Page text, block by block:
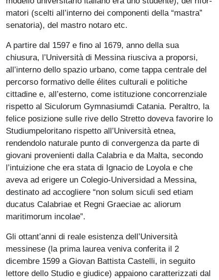
matori (scelti all’in­terno dei componenti della “mastra”
sena­toria), del mastro notaro etc.
A partire dal 1597 e fino al 1679, anno della sua
chiusura, l’Università di Messina riusciva a proporsi,
all’interno dello spazio urbano, come tappa centrale del
percorso formativo delle élites culturali e politiche
cittadine e, all’esterno, come istituzione concorrenziale
rispetto al Siculorum Gymnasiumdi Catania. Peraltro, la
felice posizione sulle rive dello Stretto doveva favorire lo
Studiumpeloritano rispetto all’Università etnea,
rendendolo naturale punto di convergenza da parte di
giovani provenienti dalla Calabria e da Malta, secondo
l’intuizione che era stata di Ignacio de Loyola e che
aveva ad erigere un Colegio-Universidad a Messina,
destinato ad accogliere “non solum siculi sed etiam
ducatus Calabriae et Regni Graeciae ac aliorum
maritimorum incolae”.
Gli ottant’anni di reale esistenza dell’Università
messinese (la prima laurea veniva conferita il 2
dicembre 1599 a Giovan Battista Castelli, in seguito
lettore dello Studio e giudice) appaiono caratterizzati dal